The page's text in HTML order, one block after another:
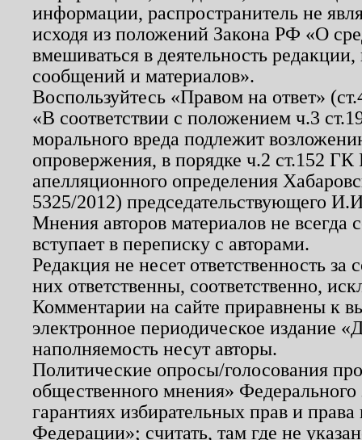
информации, распространитель не
исходя из положений Закона РФ «О
вмешиваться в деятельность
сообщений и материалов».
Воспользуйтесь «Правом на ответ»
«В соответствии с положением ч.3
морального вреда подлежит
опровержения, в порядке ч.2 ст.152
апелляционного определения
5325/2012) председательствующего
Мнения авторов материалов не
вступает в переписку с авторами.
Редакция не несет ответственность
них ответственны, соответственно,
Комментарии на сайте приравнены к
электронное периодическое издание
наполняемость несут авторы.
Политические опросы/голосования
общественного мнения»
гарантиях избирательных прав и
Федерации»; считать, там где не